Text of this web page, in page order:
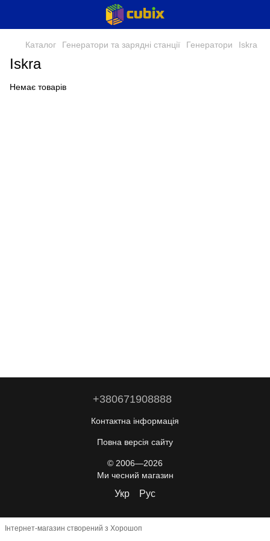
Каталог Генератори та зарядні станції Генератори Iskra
Iskra
Немає товарів
+380671908888
Контактна інформація
Повна версія сайту
© 2006—2026
Ми чесний магазин
Укр Рус
Інтернет-магазин створений з Хорошоп